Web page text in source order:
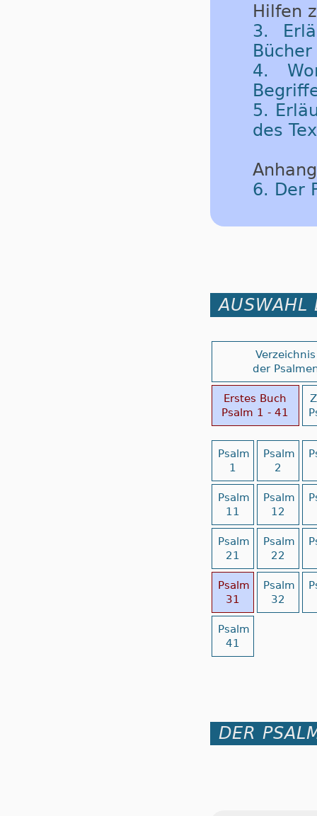
Hilfen
3.
4.
5.
des
Anhang
6. Der
AUSWAHL
Verzeichnis
der
Erstes Buch
Psalm 1 - 41
Psalm
1
Psalm
2
Psalm
11
Psalm
12
Psalm
21
Psalm
22
Psalm
31
Psalm
32
Psalm
41
DER